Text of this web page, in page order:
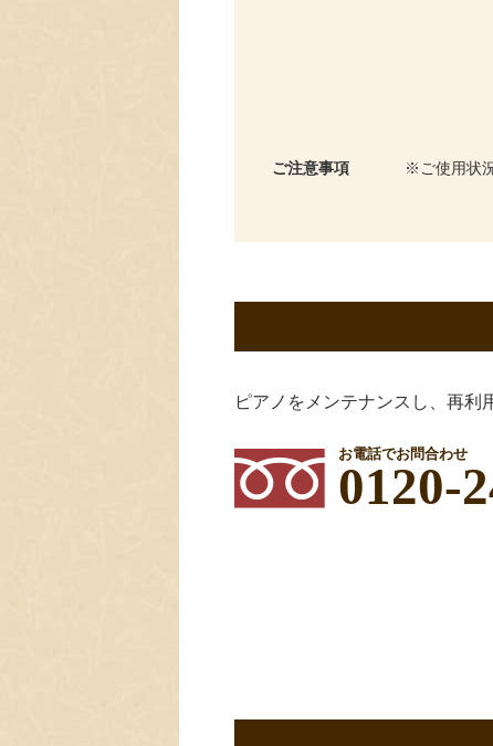
ご注意事項 ご使用状
ピアノをメンテナンスし、再利
お電話でお問合わせ
0120-